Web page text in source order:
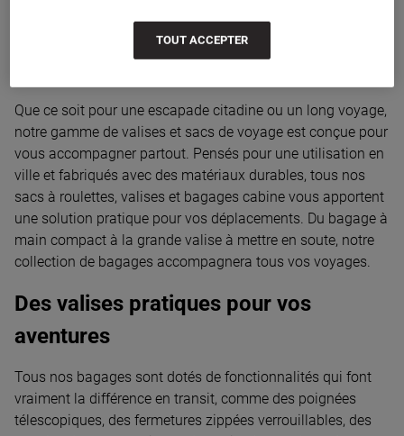
tous les types de voyage.
Que ce soit pour une escapade citadine ou un long voyage,
notre gamme de valises et sacs de voyage est conçue pour
vous accompagner partout. Pensés pour une utilisation en
ville et fabriqués avec des matériaux durables, tous nos
sacs à roulettes, valises et bagages cabine vous apportent
une solution pratique pour vos déplacements. Du bagage à
main compact à la grande valise à mettre en soute, notre
collection de bagages accompagnera tous vos voyages.
Des valises pratiques pour vos
aventures
Tous nos bagages sont dotés de fonctionnalités qui font
vraiment la différence en transit, comme des poignées
télescopiques, des fermetures zippées verrouillables, des
TOUT ACCEPTER